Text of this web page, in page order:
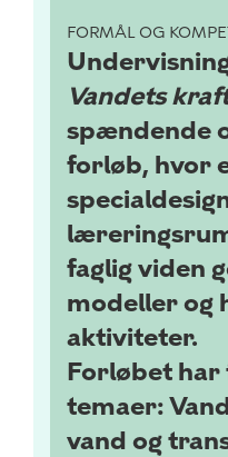
FORMÅL OG
Vandets
spændende
forløb, hvor
faglig viden
modeller og
aktiviteter.
Forløbet
temaer:
vand og